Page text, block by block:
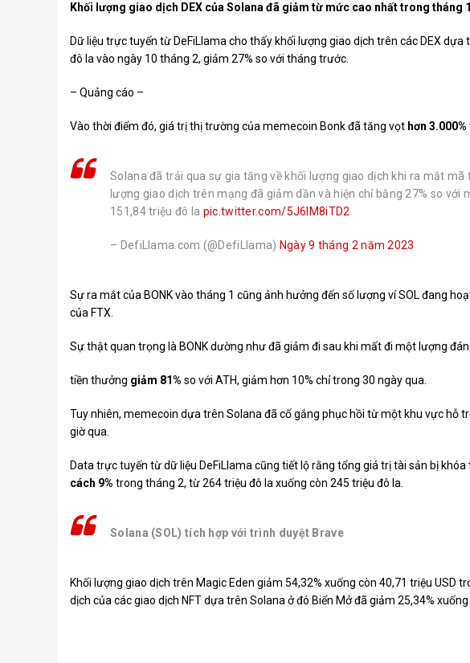
Khối lượng giao dịch DEX của Solana đã giảm từ mức cao nhất trong tháng
Dữ liệu trực tuyến từ DeFiLlama cho thấy khối lượng giao dịch trên các DEX
đô la vào ngày 10 tháng 2, giảm 27% so với tháng trước.
– Quảng cáo –
Vào thời điểm đó, giá trị thị trường của memecoin Bonkđã tăng vọt hơn 3.000%
Solana đã trải qua sự gia tăng về khối lượng giao dịch khi ra mắt mã
lượng giao dịch trên mạng đã giảm dần và hiện chỉ bằng 27% so với
151,84 triệu đô la pic.twitter.com/5J6IM8iTD2
– DefiLlama.com (@DefiLlama) Ngày 9 tháng 2 năm 2023
Sự ra mắt của BONK vào tháng 1 cũng ảnh hưởng đến số lượng víSOL đang
của FTX
Sự thật quan trọng là BONK dường như đã giảm đi sau khi mất đi một lượng
tiền thưởng giảm 81% so với ATH, giảm hơn 10% chỉ trong 30 ngày qua.
Tuy nhiên, memecoin dựa trên Solana đã cố gắng phục hồi từ một khu vực hỗ
giờ qua.
Data trực tuyến từ dữ liệu DeFiLlama cũng tiết lộ rằng tổng giá trị tài sản bị
cách 9% trong tháng 2, từ 264 triệu đô la xuống còn 245 triệu đô la.
Solana (SOL) tích hợp với trình duyệt Brave
Khối lượng giao dịch trên Magic Eden giảm 54,32% xuống còn 40,71 triệu USD
dịch của các giao dịch NFT dựa trên Solana ở đó Biển Mởđã giảm 25,34% xuống